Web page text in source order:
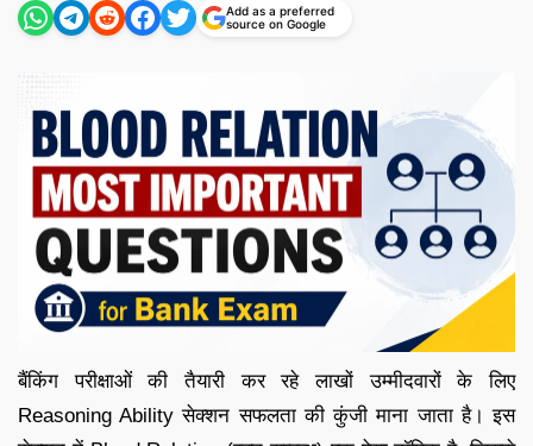
Add as a preferred
source on Google
बैंकिंग परीक्षाओं की तैयारी कर रहे लाखों उम्मीदवारों के लिए
Reasoning Ability सेक्शन सफलता की कुंजी माना जाता है। इस